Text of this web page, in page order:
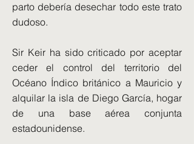
parto debería desechar todo este trato
dudoso.
Sir Keir ha sido criticado por aceptar
ceder el control del territorio del
Océano Índico británico a Mauricio y
alquilar la isla de Diego García, hogar
de una base aérea conjunta
estadounidense.